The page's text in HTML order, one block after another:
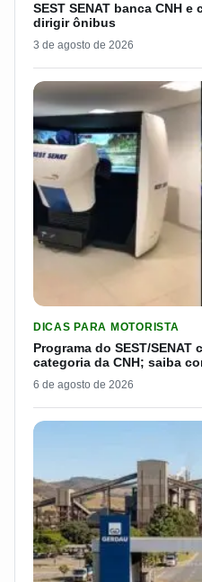
SEST SENAT banca CNH
dirigir ônibus
3 de agosto de 2026
DICAS PARA MOTORISTA
Programa do SEST/
categoria da CNH; saiba
6 de agosto de 2026